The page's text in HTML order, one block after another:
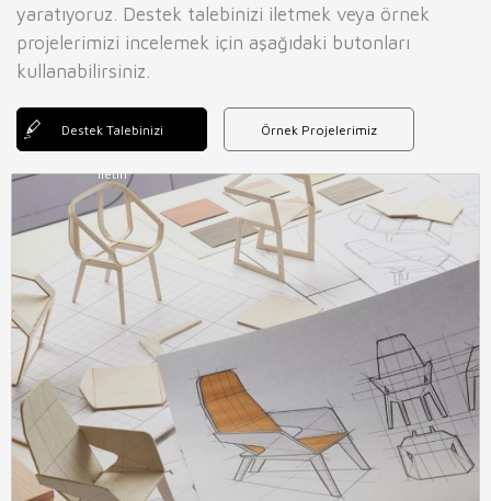
yaratıyoruz. Destek talebinizi iletmek veya örnek
projelerimizi incelemek için aşağıdaki butonları
kullanabilirsiniz.
Destek Talebinizi
İletin
Örnek Projelerimiz